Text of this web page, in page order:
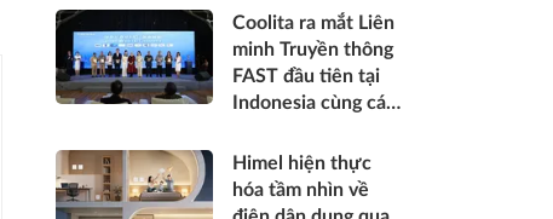
thưởng Rồng Quốc
tế (IDA) 2026 được
tổ chức trọng thể
Coolita ra mắt Liên
minh Truyền thông
FAST đầu tiên tại
Indonesia cùng các
hàng đầu
Himel hiện thực
hóa tầm nhìn về